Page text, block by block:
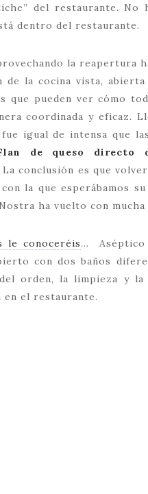
del restaurante. No
dentro del restaurante.
la reapertura
de la cocina vista, abierta
que pueden ver cómo
coordinada y eficaz.
igual de intensa que
de queso directo
conclusión es que
la que esperábamos
ha vuelto con mucha
le conoceréis… Aséptico
con dos baños
orden, la limpieza y la
en el restaurante.